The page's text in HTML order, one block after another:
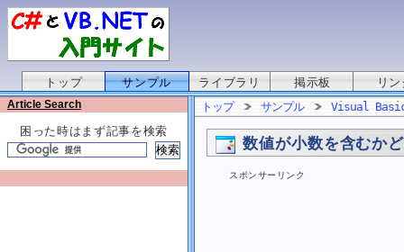
トップ サンプル ライブラリ 掲示板 リ
Article Search
困った時はまず記事を検索
トップ サンプル Visual
数値が小数を含むか
スポンサーリンク